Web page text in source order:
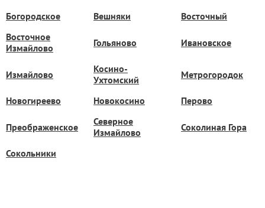
Богородское Вешняки
Восточный
Восточное
Измайлово
Гольяново Ивановское
Измайлово
Косино-
Ухтомский
Метрогородок
Новогиреево Новокосино Перово
Преображенское
Северное
Измайлово
Соколиная Гора
Сокольники